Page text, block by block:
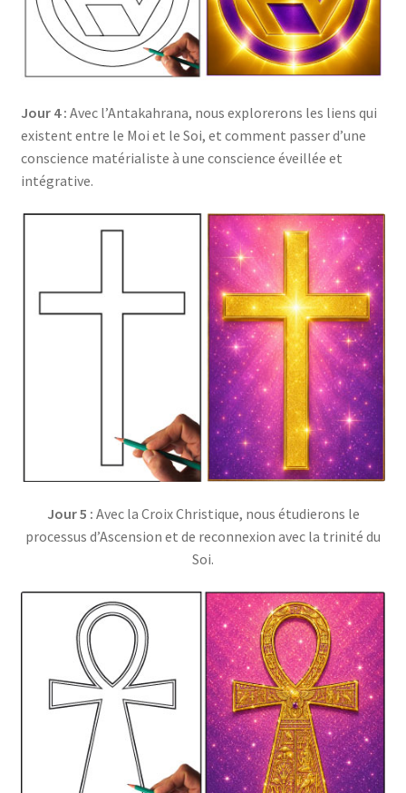
Jour 4 : Avec l’Antakahrana, nous explorerons les liens qui
existent entre le Moi et le Soi, et comment passer d’une
conscience matérialiste à une conscience éveillée et
intégrative.
Jour 5 : Avec la Croix Christique, nous étudierons le
processus d’Ascension et de reconnexion avec la trinité du
Soi.